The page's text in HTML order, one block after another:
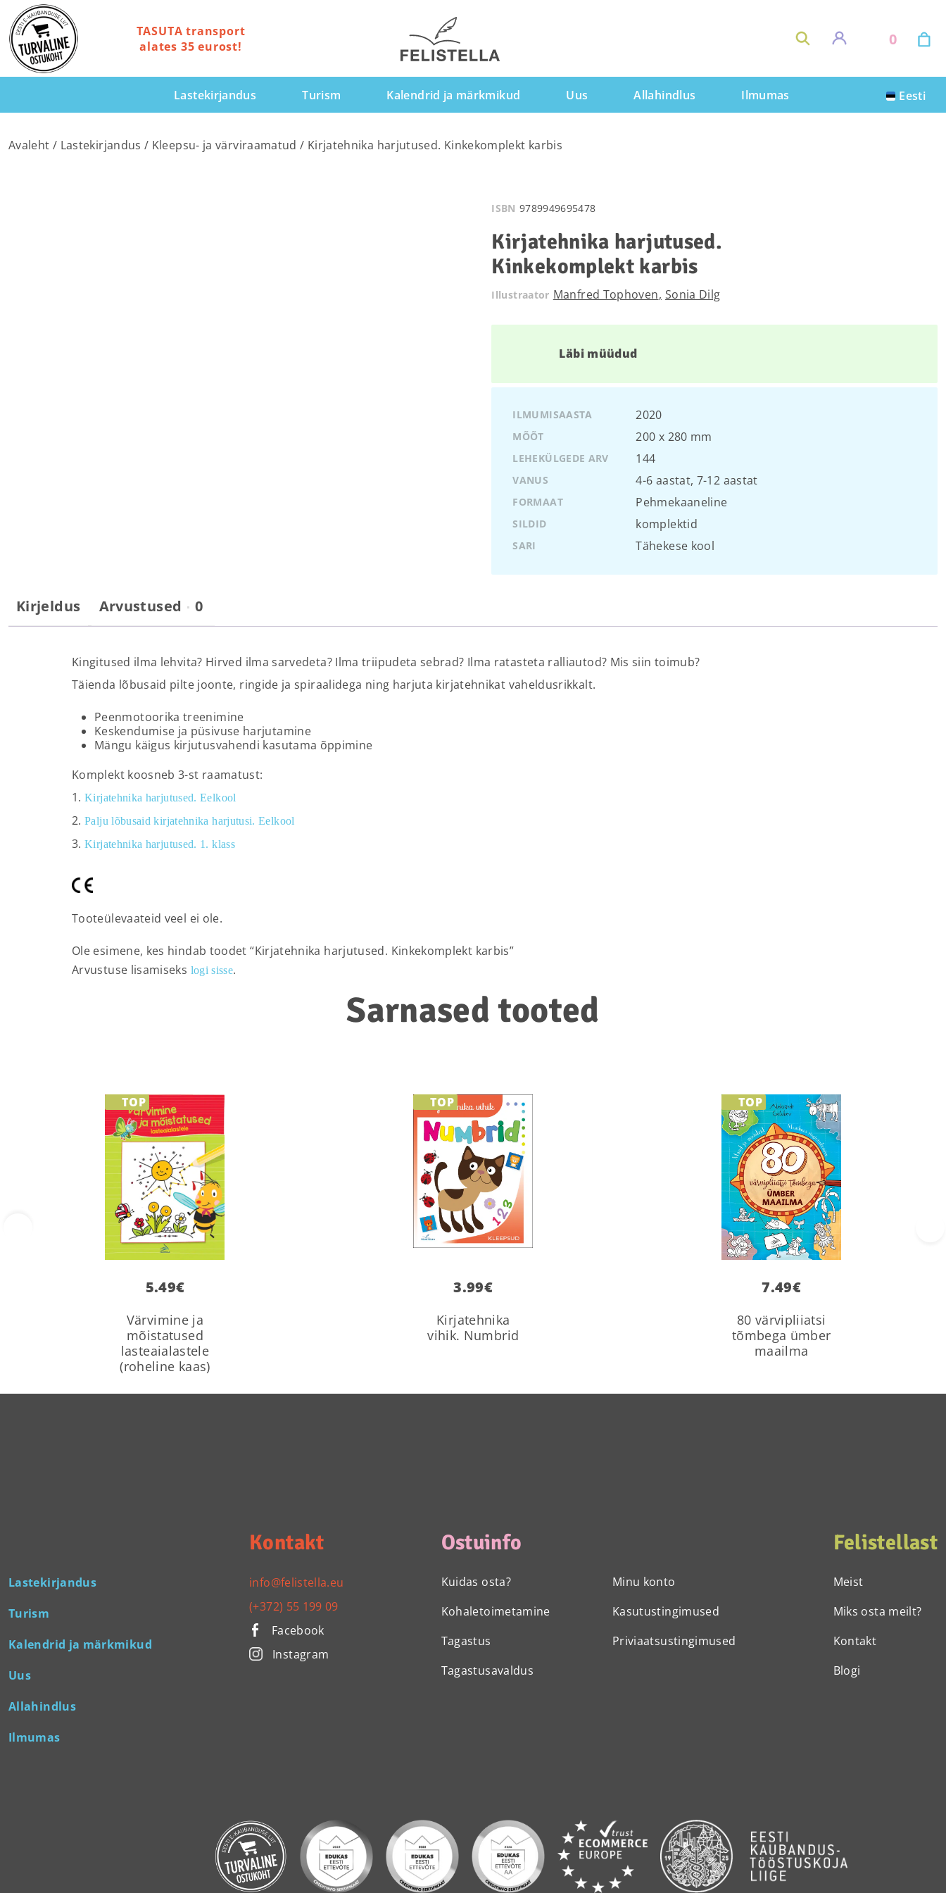
TASUTA transport
alates 35 eurost!
0
Lastekirjandus Turism Kalendrid ja märkmikud Uus Allahindlus Ilmumas Eesti
Avaleht / Lastekirjandus / Kleepsu- ja värviraamatud / Kirjatehnika harjutused. Kinkekomplekt karbis
ISBN 9789949695478
Kirjatehnika harjutused.
Kinkekomplekt karbis
Illustraator Manfred Tophoven Sonia Dilg
Läbi müüdud
ILMUMISAASTA 2020
MÕÕT 200 х 280 mm
LEHEKÜLGEDE ARV 144
VANUS 4-6 aastat, 7-12 aastat
FORMAAT Pehmekaaneline
SILDID komplektid
SARI Tähekese kool
Kirjeldus Arvustused 0
Kingitused ilma lehvita? Hirved ilma sarvedeta? Ilma triipudeta sebrad? Ilma ratasteta ralliautod? Mis siin toimub?
Täienda lõbusaid pilte joonte, ringide ja spiraalidega ning harjuta kirjatehnikat vaheldusrikkalt.
Peenmotoorika treenimine
Keskendumise ja püsivuse harjutamine
Mängu käigus kirjutusvahendi kasutama õppimine
Komplekt koosneb 3-st raamatust:
1.Kirjatehnika harjutused. Eelkool
2.Palju lõbusaid kirjatehnika harjutusi. Eelkool
3.Kirjatehnika harjutused. 1. klass
Tooteülevaateid veel ei ole.
Ole esimene, kes hindab toodet “Kirjatehnika harjutused. Kinkekomplekt karbis”
Arvustuse lisamiseks logi sisse.
Sarnased tooted
TOP
5.49€
Värvimine ja
mõistatused
lasteaialastele
(roheline kaas)
TOP
3.99€
Kirjatehnika
vihik. Numbrid
TOP
7.49€
80 värvipliiatsi
tõmbega ümber
maailma
Lastekirjandus
Turism
Kalendrid ja märkmikud
Uus
Allahindlus
Ilmumas
Kontakt
info@felistella.eu
(+372) 55 199 09
Facebook
Instagram
Ostuinfo
Kuidas osta?
Kohaletoimetamine
Tagastus
Tagastusavaldus
Minu konto
Kasutustingimused
Priviaatsustingimused
Felistellast
Meist
Miks osta meilt?
Kontakt
Blogi